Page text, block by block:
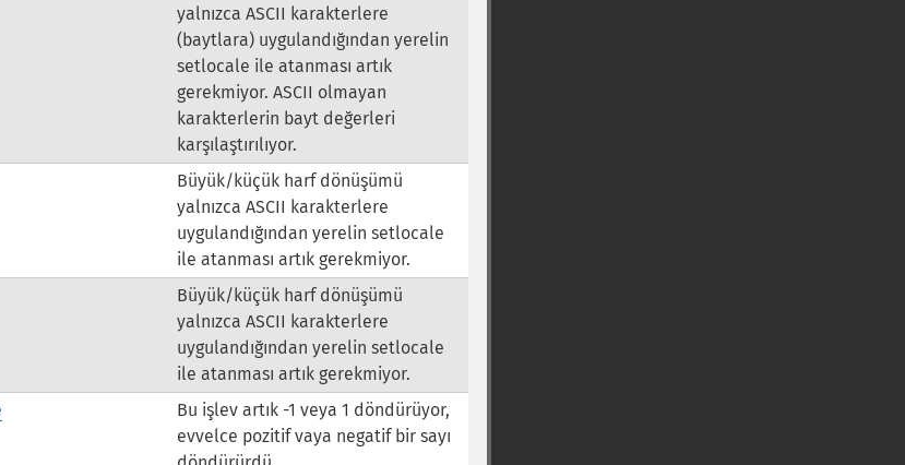
yalnızca ASCII karakterlere
(baytlara) uygulandığından yerelin
setlocale ile atanması artık
gerekmiyor. ASCII olmayan
karakterlerin bayt değerleri
karşılaştırılıyor.
Büyük/küçük harf dönüşümü
yalnızca ASCII karakterlere
uygulandığından yerelin setlocale
ile atanması artık gerekmiyor.
Büyük/küçük harf dönüşümü
yalnızca ASCII karakterlere
uygulandığından yerelin setlocale
ile atanması artık gerekmiyor.
Bu işlev artık -1 veya 1 döndürüyor,
evvelce pozitif vaya negatif bir sayı